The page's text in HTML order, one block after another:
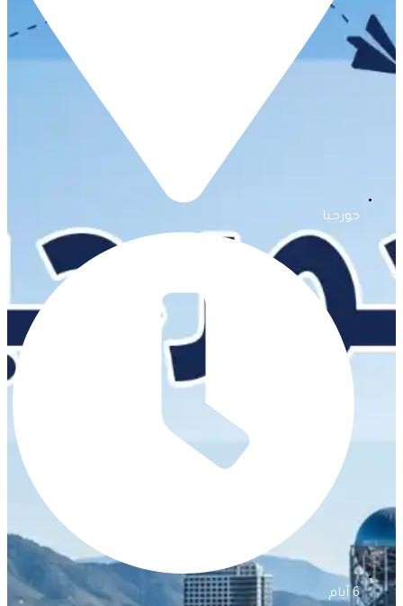
جورجيا
6 أيام